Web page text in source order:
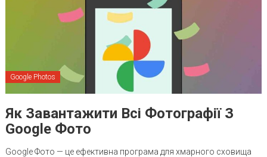
Google Photos
Як Завантажити Всі Фотографії З
Google Фото
Google Фото — це ефективна програма для хмарного сховища